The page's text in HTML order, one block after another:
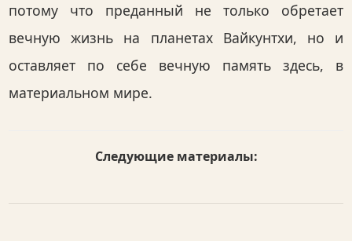
потому что преданный не только обретает
вечную жизнь на планетах Вайкунтхи, но и
оставляет по себе вечную память здесь, в
материальном мире.
Следующие материалы: